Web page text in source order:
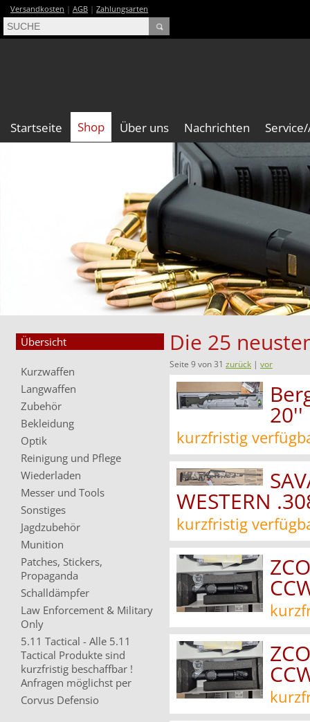
Versandkosten | AGB | Zahlungsarten
Startseite Shop Über uns Nachrichten
Übersicht
Kurzwaffen
Langwaffen
Zubehör
Bekleidung
Optik
Reinigung und Pflege
Wiederladen
Messer und Tools
Sonstiges
Jagdzubehör
Munition
Patches, Stickers,
Propaganda
Schalldämpfer
Law Enforcement & Military
Only
5.11 Tactical - Alle 5.11
Tactical Produkte sind
kurzfristig beschaffbar !
Anfragen möglichst per
Corvus Defensio
Die 25
Seite 9 von 31 zurück | vor
20''
kurzfristig
WESTERN
kurzfristig